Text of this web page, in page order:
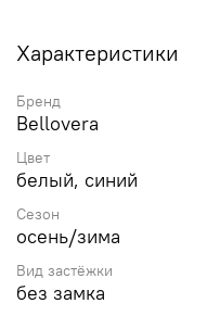
Характеристики
Бренд
Bellovera
Цвет
белый, синий
Сезон
осень/зима
Вид застёжки
без замка